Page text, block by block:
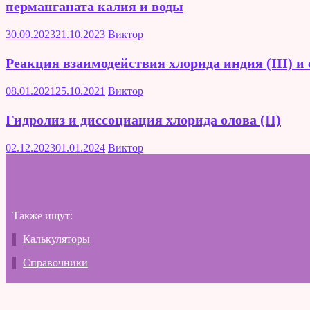
перманганата калия и воды
30.09.202321.10.2023 Виктор
Реакция взаимодействия хлорида индия (III) и
08.01.202125.10.2021 Виктор
Гидролиз и диссоциация хлорида олова (II)
02.12.202301.01.2024 Виктор
Также ищут:
Калькуляторы
Справочники